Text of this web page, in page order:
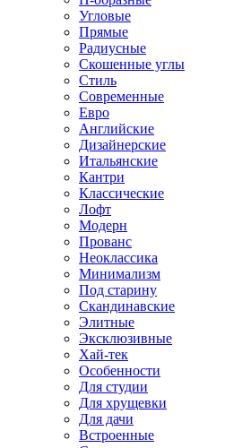
Угловые
Прямые
Радиусные
Скошенные углы
Стиль
Современные
Евро
Английские
Дизайнерские
Итальянские
Кантри
Классические
Лофт
Модерн
Прованс
Неоклассика
Минимализм
Под старину
Скандинавские
Элитные
Эксклюзивные
Хай-тек
Особенности
Для студии
Для хрущевки
Для дачи
Встроенные